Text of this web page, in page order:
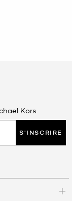
Kors
S'INSCRIRE